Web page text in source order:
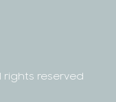
rights reserved